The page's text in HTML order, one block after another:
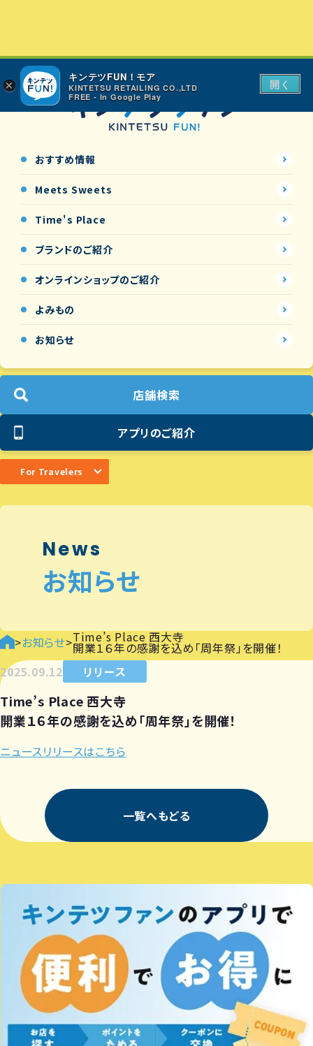
おすすめ情報
Meets Sweets
Time's Place
ブランドのご紹介
オンラインショップのご紹介
よみもの
お知らせ
店舗検索
アプリのご紹介
For Travelers
News
お知らせ
>お知らせ>Time’s Place 西大寺
開業１６年の感謝を込め「周年祭」を開催！
2025.09.12
リリース
Time’s Place 西大寺
開業１６年の感謝を込め「周年祭」を開催！
ニュースリリースはこちら
一覧へもどる
×
キンテツFUN！モア
KINTETSU RETAILING CO.,LTD
FREE - In Google Play
開く